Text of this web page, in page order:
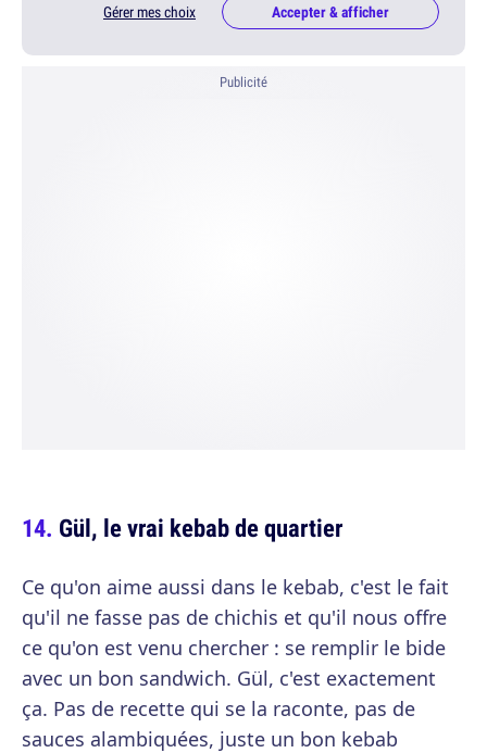
Gérer mes choix Accepter & afficher
Publicité
Gül, le vrai kebab de quartier
Ce qu'on aime aussi dans le kebab, c'est le fait
qu'il ne fasse pas de chichis et qu'il nous offre
ce qu'on est venu chercher : se remplir le bide
avec un bon sandwich. Gül, c'est exactement
ça. Pas de recette qui se la raconte, pas de
sauces alambiquées, juste un bon kebab